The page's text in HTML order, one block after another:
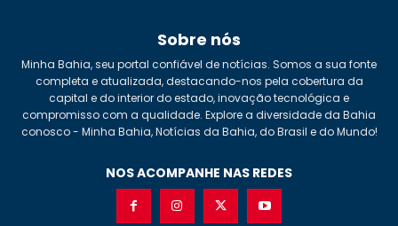
Sobre nós
Minha Bahia, seu portal confiável de notícias. Somos a sua fonte
completa e atualizada, destacando-nos pela cobertura da
capital e do interior do estado, inovação tecnológica e
compromisso com a qualidade. Explore a diversidade da Bahia
conosco - Minha Bahia, Notícias da Bahia, do Brasil e do Mundo!
NOS ACOMPANHE NAS REDES